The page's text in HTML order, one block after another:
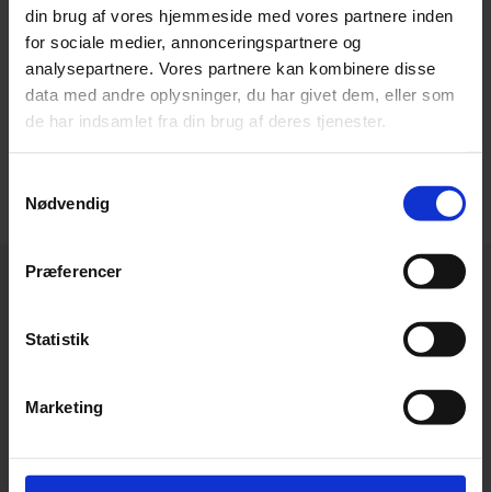
din brug af vores hjemmeside med vores partnere inden
for sociale medier, annonceringspartnere og
analysepartnere. Vores partnere kan kombinere disse
data med andre oplysninger, du har givet dem, eller som
de har indsamlet fra din brug af deres tjenester.
Nødvendig
Præferencer
Statistik
Marketing
Revisor Aarhus
Telefon:+45 87 32 57 00
Email:aarhus@beierholm.dk
Tangen 9
DK-8200 Aarhus N
DK-9220 Aalborg Ø